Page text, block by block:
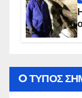
O ΤΥΠΟΣ